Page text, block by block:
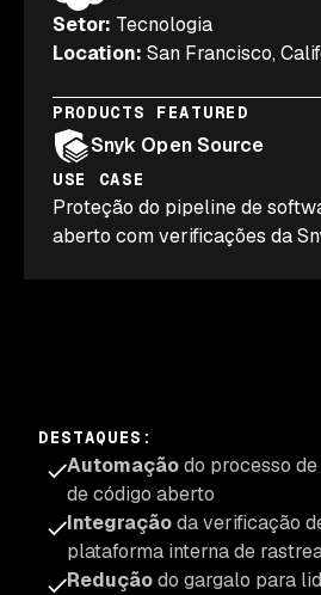
Setor: Tecnologia
Location: San Francisco,
PRODUCTS FEATURED
Snyk Open Source
USE CASE
Proteção do pipeline de
aberto com verificações da
DESTAQUES :
Automaçãodo processo
de código aberto
Integraçãoda verificação
plataforma interna de
Reduçãodo gargalo para